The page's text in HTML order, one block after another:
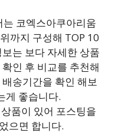
코엑스아쿠아리움
까지 구성해 TOP 10
는 보다 자세한 상품
인 후 비교를 추천해
송기간을 확인 해보
게 좋습니다.
품이 있어 포스팅을
으면 합니다.